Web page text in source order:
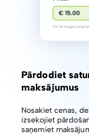
Pārdodiet
maksājumus
Nosakiet cenas,
izsekojiet
saņemiet